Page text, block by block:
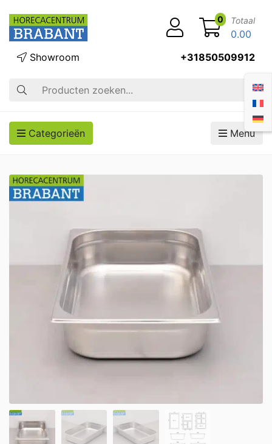
Zoek op
Showroom +31850509912
0 Totaal
0.00
Categorieën Menu